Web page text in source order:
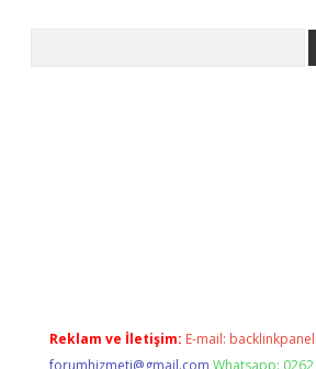
Reklam ve İletişim: E-mail:
forumhizmeti@gmail.com Whatsapp: